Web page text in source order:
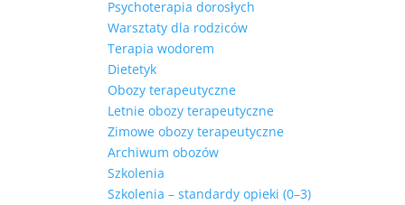
Psychoterapia dorosłych
Warsztaty dla rodziców
Terapia wodorem
Dietetyk
Obozy terapeutyczne
Letnie obozy terapeutyczne
Zimowe obozy terapeutyczne
Archiwum obozów
Szkolenia
Szkolenia – standardy opieki (0–3)